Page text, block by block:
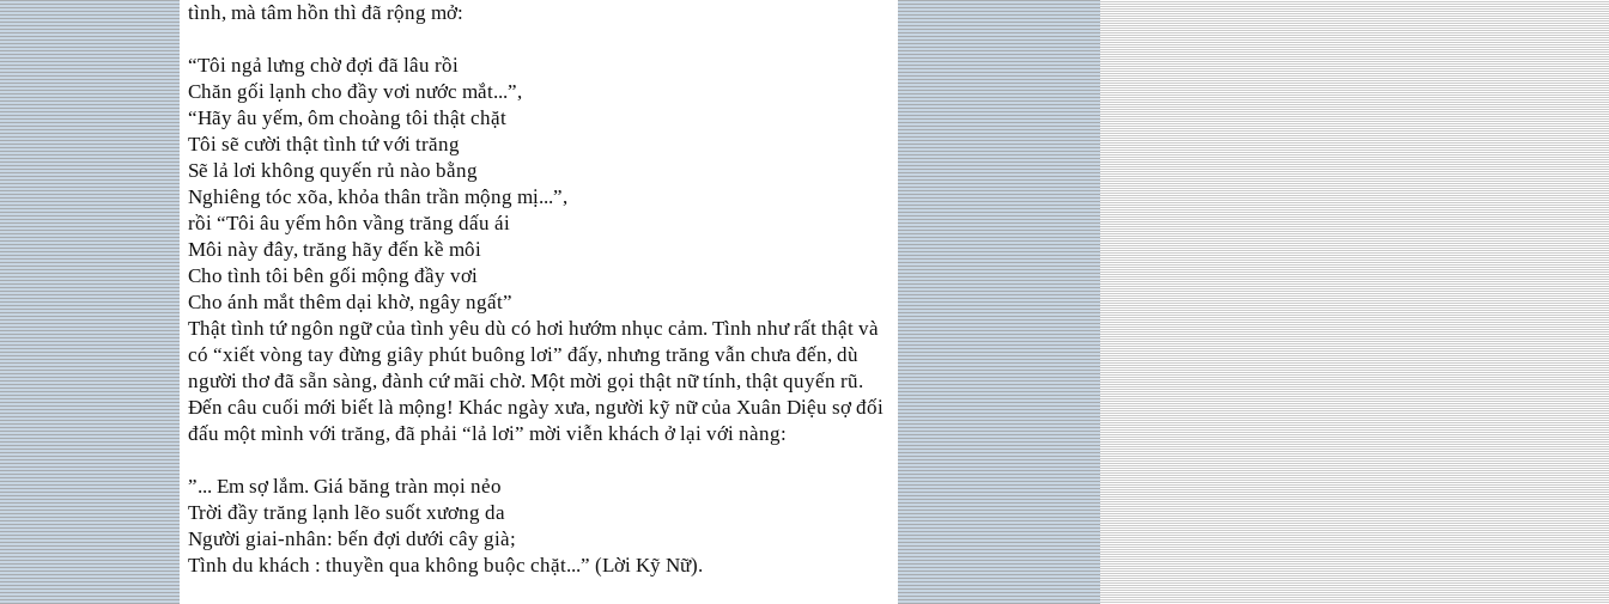
tình, mà tâm hồn thì đã rộng mở:
“Tôi ngả lưng chờ đợi đã lâu rồi
Chăn gối lạnh cho đầy vơi nước mắt...”,
“Hãy âu yếm, ôm choàng tôi thật chặt
Tôi sẽ cười thật tình tứ với trăng
Sẽ lả lơi không quyến rủ nào bằng
Nghiêng tóc xõa, khỏa thân trần mộng mị...”,
rồi “Tôi âu yếm hôn vầng trăng dấu ái
Môi này đây, trăng hãy đến kề môi
Cho tình tôi bên gối mộng đầy vơi
Cho ánh mắt thêm dại khờ, ngây ngất”
Thật tình tứ ngôn ngữ của tình yêu dù có hơi hướm nhục cảm. Tình như rất thật và
có “xiết vòng tay đừng giây phút buông lơi” đấy, nhưng trăng vẫn chưa đến, dù
người thơ đã sẵn sàng, đành cứ mãi chờ. Một mời gọi thật nữ tính, thật quyến rũ.
Ðến câu cuối mới biết là mộng! Khác ngày xưa, người kỹ nữ của Xuân Diệu sợ đối
đấu một mình với trăng, đã phải “lả lơi” mời viễn khách ở lại với nàng:
”... Em sợ lắm. Giá băng tràn mọi nẻo
Trời đầy trăng lạnh lẽo suốt xương da
Người giai-nhân: bến đợi dưới cây già;
Tình du khách : thuyền qua không buộc chặt...” (Lời Kỹ Nữ).